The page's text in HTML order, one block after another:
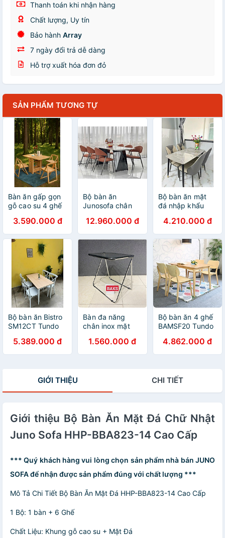
Thanh toán khi nhận hàng
Chất lượng, Uy tín
Bảo hành Array
7 ngày đổi trả dễ dàng
Hỗ trợ xuất hóa đơn đỏ
SẢN PHẨM TƯƠNG TỰ
Bàn ăn gấp gọn
gỗ cao su 4 ghế
3.590.000 đ
Bộ bàn ăn
Junosofa chân
bàn đá và 4 ghế
Miso sang trọng
12.960.000 đ
Bộ bàn ăn mặt
đá nhập khẩu
đại CTL04 Juno
Sofa nhiều lựa
chọn
4.210.000 đ
Bộ bàn ăn Bistro
SM12CT Tundo
4 ghế
5.389.000 đ
Bàn đa năng
chân inox mặt
Juno Sofa 64 x
50 x 68 cm
1.560.000 đ
Bộ bàn ăn 4 ghế
BAMSF20 Tundo
cho chung cư,
căn hộ
4.862.000 đ
GIỚI THIỆU CHI TIẾT
Giới thiệu Bộ Bàn Ăn Mặt Đá Chữ Nhật
Juno Sofa HHP-BBA823-14 Cao Cấp
*** Quý khách hàng vui lòng chọn sản phẩm nhà bán JUNO
SOFA để nhận được sản phẩm đúng với chất lượng ***
Mô Tả Chi Tiết Bộ Bàn Ăn Mặt Đá HHP-BBA823-14 Cao Cấp
1 Bộ: 1 bàn + 6 Ghế
Chất Liệu: Khung gỗ cao su + Mặt Đá